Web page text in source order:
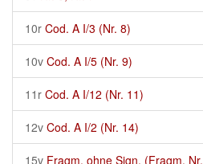
10r Cod. A I/3 (Nr. 8)
10v Cod. A I/5 (Nr. 9)
11r Cod. A I/12 (Nr. 11)
12v Cod. A I/2 (Nr. 14)
15v Fragm. ohne Sign. (Fragm. Nr.